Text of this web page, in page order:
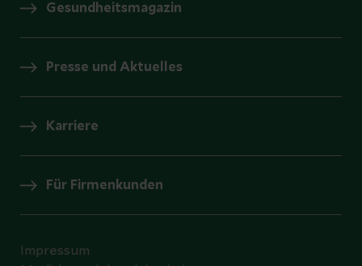
Gesundheitsmagazin
Presse und Aktuelles
Karriere
Für Firmenkunden
Impressum